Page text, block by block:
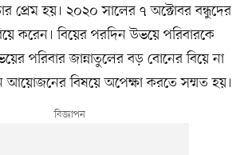
প্রেম হয়। ২০২০ সালের ৭ অক্টোবর বন্ধুদের
করেন। বিয়ের পরদিন উভয়ে পরিবারকে
পরিবার জান্নাতুলের বড় বোনের বিয়ে না
আয়োজনের বিষয়ে অপেক্ষা করতে সম্মত হয়।